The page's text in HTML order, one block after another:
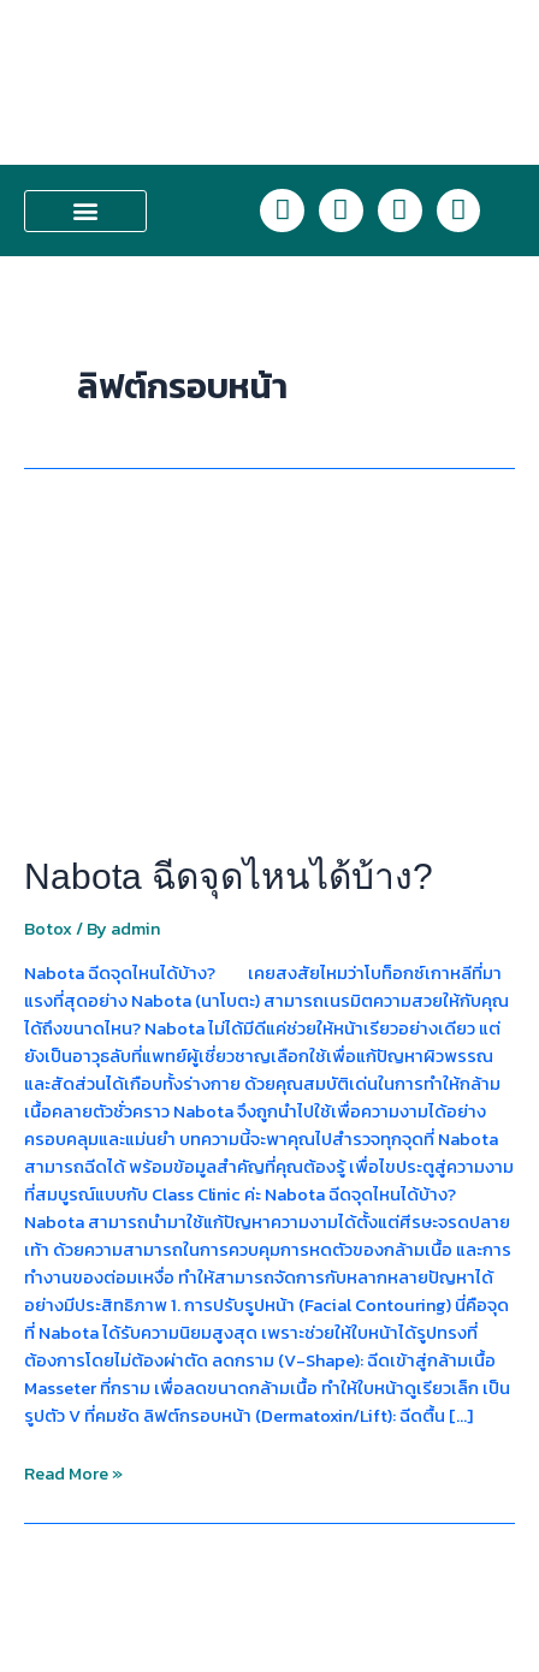
L
i
n
F
a
c
I
n
s
T
i
k
ลิฟต์กรอบหน้า
Nabota ฉีดจุดไหนได้บ้าง?
Botox/ By admin
Nabota ฉีดจุดไหนได้บ้าง? เคยสงสัยไหมว่าโบท็อกซ์เกาหลีที่มา
แรงที่สุดอย่าง Nabota (นาโบตะ) สามารถเนรมิตความสวยให้กับคุณ
ได้ถึงขนาดไหน? Nabota ไม่ได้มีดีแค่ช่วยให้หน้าเรียวอย่างเดียว แต่
ยังเป็นอาวุธลับที่แพทย์ผู้เชี่ยวชาญเลือกใช้เพื่อแก้ปัญหาผิวพรรณ
และสัดส่วนได้เกือบทั้งร่างกาย ด้วยคุณสมบัติเด่นในการทำให้กล้าม
เนื้อคลายตัวชั่วคราว Nabota จึงถูกนำไปใช้เพื่อความงามได้อย่าง
ครอบคลุมและแม่นยำ บทความนี้จะพาคุณไปสำรวจทุกจุดที่ Nabota
สามารถฉีดได้ พร้อมข้อมูลสำคัญที่คุณต้องรู้ เพื่อไขประตูสู่ความงาม
ที่สมบูรณ์แบบกับ Class Clinic ค่ะ Nabota ฉีดจุดไหนได้บ้าง?
Nabota สามารถนำมาใช้แก้ปัญหาความงามได้ตั้งแต่ศีรษะจรดปลาย
เท้า ด้วยความสามารถในการควบคุมการหดตัวของกล้ามเนื้อ และการ
ทำงานของต่อมเหงื่อ ทำให้สามารถจัดการกับหลากหลายปัญหาได้
อย่างมีประสิทธิภาพ 1. การปรับรูปหน้า (Facial Contouring) นี่คือจุด
ที่ Nabota ได้รับความนิยมสูงสุด เพราะช่วยให้ใบหน้าได้รูปทรงที่
ต้องการโดยไม่ต้องผ่าตัด ลดกราม (V-Shape): ฉีดเข้าสู่กล้ามเนื้อ
Masseter ที่กราม เพื่อลดขนาดกล้ามเนื้อ ทำให้ใบหน้าดูเรียวเล็ก เป็น
รูปตัว V ที่คมชัด ลิฟต์กรอบหน้า (Dermatoxin/Lift): ฉีดตื้น […]
Read More »